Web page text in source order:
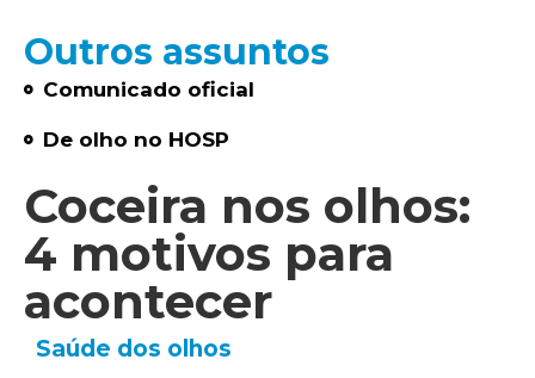
Outros assuntos
Comunicado oficial
De olho no HOSP
Coceira nos olhos:
4 motivos para
acontecer
Saúde dos olhos